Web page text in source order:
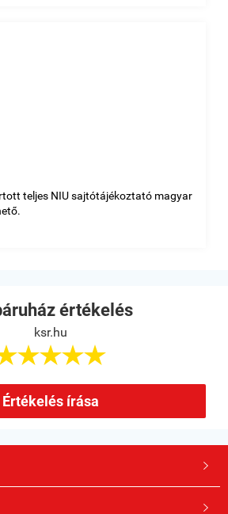
teljes NIU sajtótájékoztató magyar
értékelés
ksr.hu

Értékelés írása

